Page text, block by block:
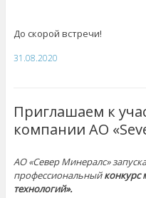
До скорой встречи!
31.08.2020
Приглашаем к
компании АО
АО «Север Минералс»
профессиональныйконкурс
технологий».